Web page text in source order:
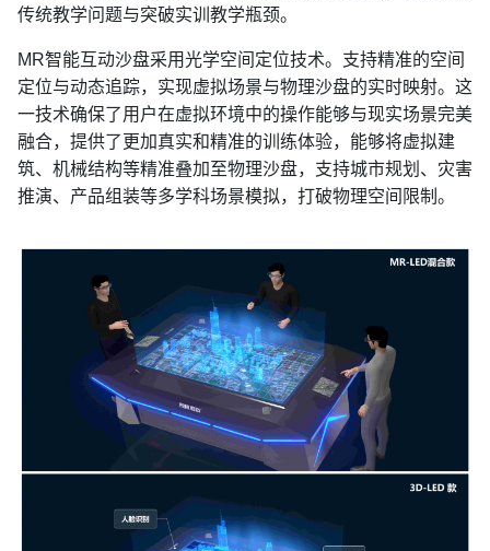
传统教学问题与突破实训教学瓶颈。
MR智能互动沙盘采用光学空间定位技术。支持精准的空间
定位与动态追踪，实现虚拟场景与物理沙盘的实时映射。这
一技术确保了用户在虚拟环境中的操作能够与现实场景完美
融合，提供了更加真实和精准的训练体验，能够将虚拟建
筑、机械结构等精准叠加至物理沙盘，支持城市规划、灾害
推演、产品组装等多学科场景模拟，打破物理空间限制。